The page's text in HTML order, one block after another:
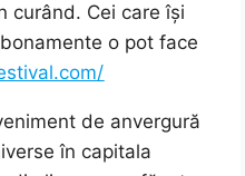
curând. Cei care își
o pot face
de anvergură
în capitala